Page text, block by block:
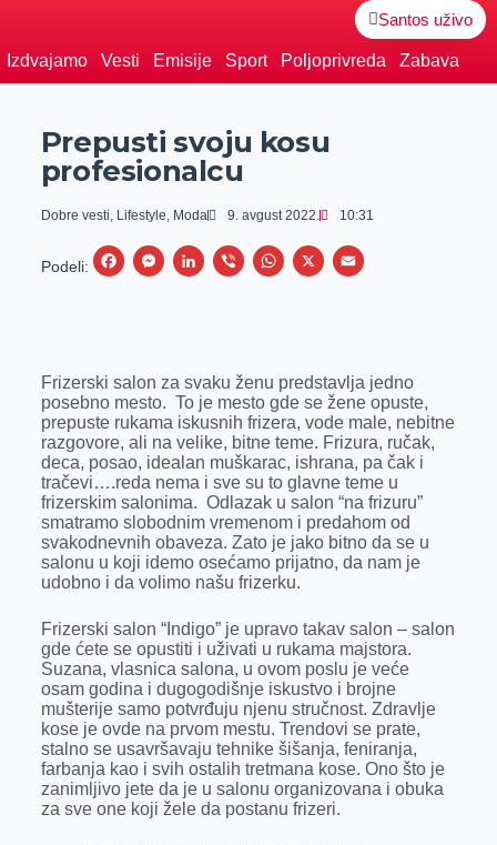
Santos uživo
Izdvajamo Vesti Emisije Sport Poljoprivreda Zabava
Prepusti svoju kosu
profesionalcu
Dobre vesti, Lifestyle, Moda 9. avgust 2022. 10:31
Podeli:
F
b
o
o
k
M
e
n
g
e
r
L
e
d
I
n
V
r
W
s
A
p
p
X
E
l
Frizerski salon za svaku ženu predstavlja jedno
posebno mesto. To je mesto gde se žene opuste,
prepuste rukama iskusnih frizera, vode male, nebitne
razgovore, ali na velike, bitne teme. Frizura, ručak,
deca, posao, idealan muškarac, ishrana, pa čak i
tračevi….reda nema i sve su to glavne teme u
frizerskim salonima. Odlazak u salon “na frizuru”
smatramo slobodnim vremenom i predahom od
svakodnevnih obaveza. Zato je jako bitno da se u
salonu u koji idemo osećamo prijatno, da nam je
udobno i da volimo našu frizerku.
Frizerski salon “Indigo” je upravo takav salon – salon
gde ćete se opustiti i uživati u rukama majstora.
Suzana, vlasnica salona, u ovom poslu je veće
osam godina i dugogodišnje iskustvo i brojne
mušterije samo potvrđuju njenu stručnost. Zdravlje
kose je ovde na prvom mestu. Trendovi se prate,
stalno se usavršavaju tehnike šišanja, feniranja,
farbanja kao i svih ostalih tretmana kose. Ono što je
zanimljivo jete da je u salonu organizovana i obuka
za sve one koji žele da postanu frizeri.